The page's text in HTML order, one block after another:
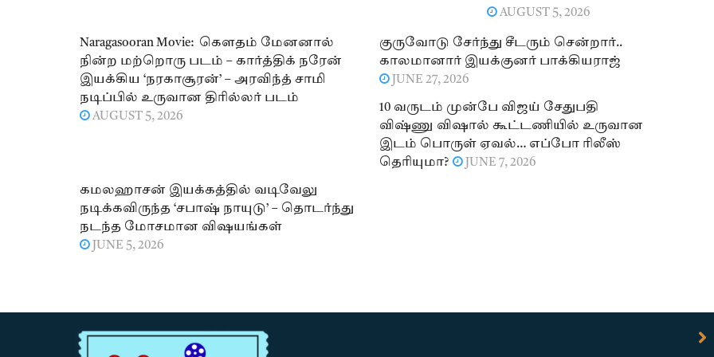
AUGUST 5, 2026
Naragasooran Movie: கௌதம் மேனனால்
நின்ற மற்றொரு படம் – கார்த்திக் நரேன்
இயக்கிய ‘நரகாசூரன்’ – அரவிந்த் சாமி
நடிப்பில் உருவான திரில்லர் படம்
AUGUST 5, 2026
குருவோடு சேர்ந்து சீடரும் சென்றார்..
காலமானார் இயக்குனர் பாக்கியராஜ்
JUNE 27, 2026
10 வருடம் முன்பே விஜய் சேதுபதி
விஷ்ணு விஷால் கூட்டணியில் உருவான
இடம் பொருள் ஏவல்… எப்போ ரிலீஸ்
தெரியுமா?
JUNE 7, 2026
கமலஹாசன் இயக்கத்தில் வடிவேலு
நடிக்கவிருந்த ‘சபாஷ் நாயுடு’ – தொடர்ந்து
நடந்த மோசமான விஷயங்கள்
JUNE 5, 2026